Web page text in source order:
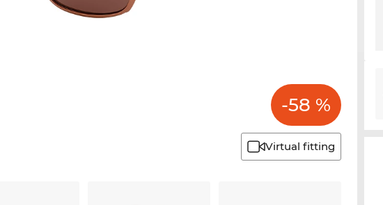
-58 %
Virtual fitting